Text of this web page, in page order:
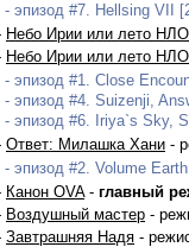
- эпизод #7. Hellsing VII
Небо Ирии или лето НЛО
Небо Ирии или лето НЛО
- эпизод #1. Close
- эпизод #4. Suizenji,
- эпизод #6. Iriya`s Sky,
Ответ: Милашка Хани -
- эпизод #2. Volume
Канон OVA- главный
Воздушный мастер -
Завтрашняя Надя -